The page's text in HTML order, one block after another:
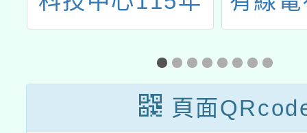
五月份教師研習
驗營
頁面